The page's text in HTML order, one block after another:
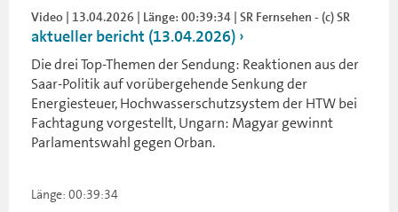
Video | 13.04.2026 | Länge: 00:39:34 | SR Fernsehen - (c) SR
aktueller bericht (13.04.2026)
Die drei Top-Themen der Sendung: Reaktionen aus der
Saar-Politik auf vorübergehende Senkung der
Energiesteuer, Hochwasserschutzsystem der HTW bei
Fachtagung vorgestellt, Ungarn: Magyar gewinnt
Parlamentswahl gegen Orban.
Länge: 00:39:34